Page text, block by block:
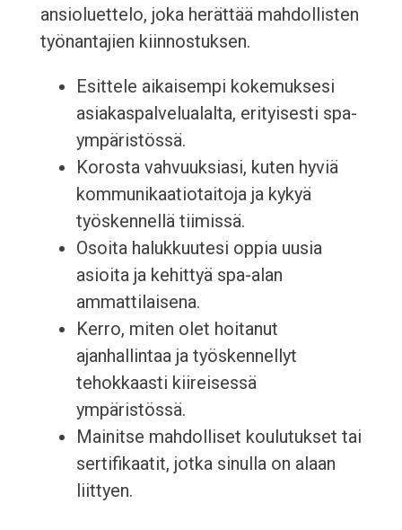
ansioluettelo, joka herättää mahdollisten
työnantajien kiinnostuksen.
Esittele aikaisempi kokemuksesi
asiakaspalvelualalta, erityisesti spa-
ympäristössä.
Korosta vahvuuksiasi, kuten hyviä
kommunikaatiotaitoja ja kykyä
työskennellä tiimissä.
Osoita halukkuutesi oppia uusia
asioita ja kehittyä spa-alan
ammattilaisena.
Kerro, miten olet hoitanut
ajanhallintaa ja työskennellyt
tehokkaasti kiireisessä
ympäristössä.
Mainitse mahdolliset koulutukset tai
sertifikaatit, jotka sinulla on alaan
liittyen.